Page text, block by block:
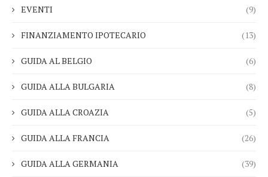
EVENTI (9)
FINANZIAMENTO IPOTECARIO (13)
GUIDA AL BELGIO (6)
GUIDA ALLA BULGARIA (8)
GUIDA ALLA CROAZIA (5)
GUIDA ALLA FRANCIA (26)
GUIDA ALLA GERMANIA (39)